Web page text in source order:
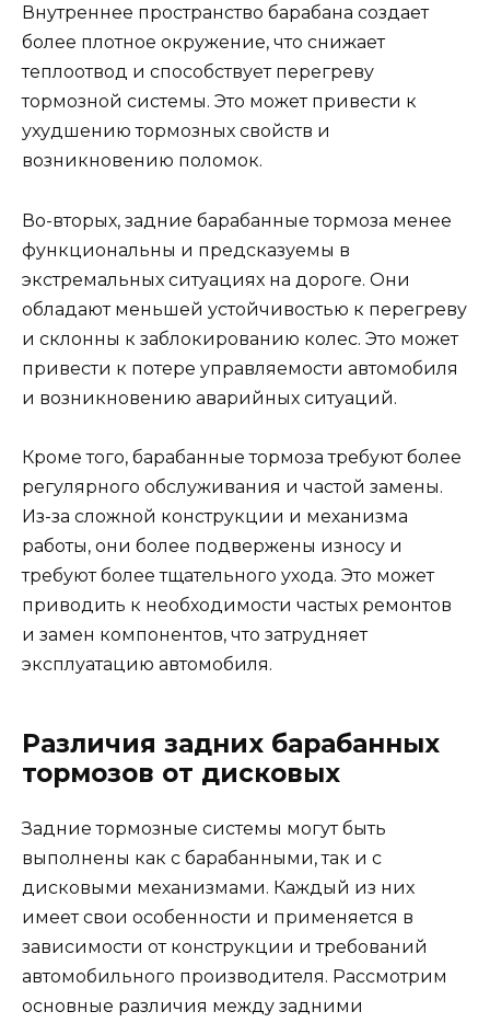
Внутреннее пространство барабана создает
более плотное окружение, что снижает
теплоотвод и способствует перегреву
тормозной системы. Это может привести к
ухудшению тормозных свойств и
возникновению поломок.
Во-вторых, задние барабанные тормоза менее
функциональны и предсказуемы в
экстремальных ситуациях на дороге. Они
обладают меньшей устойчивостью к перегреву
и склонны к заблокированию колес. Это может
привести к потере управляемости автомобиля
и возникновению аварийных ситуаций.
Кроме того, барабанные тормоза требуют более
регулярного обслуживания и частой замены.
Из-за сложной конструкции и механизма
работы, они более подвержены износу и
требуют более тщательного ухода. Это может
приводить к необходимости частых ремонтов
и замен компонентов, что затрудняет
эксплуатацию автомобиля.
Различия задних барабанных
тормозов от дисковых
Задние тормозные системы могут быть
выполнены как с барабанными, так и с
дисковыми механизмами. Каждый из них
имеет свои особенности и применяется в
зависимости от конструкции и требований
автомобильного производителя. Рассмотрим
основные различия между задними